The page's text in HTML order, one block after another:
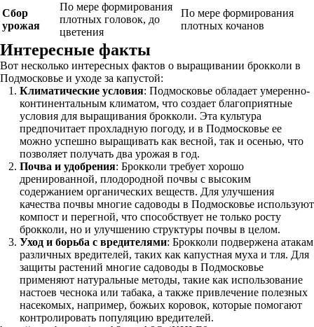
Сбор
урожая
По мере формирования
плотных головок, до
цветения
По мере формирования
плотных кочанов
Интересные факты
Вот несколько интересных фактов о выращивании брокколи в
Подмосковье и уходе за капустой:
Климатические условия: Подмосковье обладает умеренно-
континентальным климатом, что создает благоприятные
условия для выращивания брокколи. Эта культура
предпочитает прохладную погоду, и в Подмосковье ее
можно успешно выращивать как весной, так и осенью, что
позволяет получать два урожая в год.
Почва и удобрения: Брокколи требует хорошо
дренированной, плодородной почвы с высоким
содержанием органических веществ. Для улучшения
качества почвы многие садоводы в Подмосковье используют
компост и перегной, что способствует не только росту
брокколи, но и улучшению структуры почвы в целом.
Уход и борьба с вредителями: Брокколи подвержена атакам
различных вредителей, таких как капустная муха и тля. Для
защиты растений многие садоводы в Подмосковье
применяют натуральные методы, такие как использование
настоев чеснока или табака, а также привлечение полезных
насекомых, например, божьих коровок, которые помогают
контролировать популяцию вредителей.